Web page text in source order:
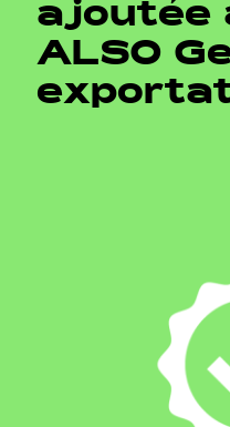
ajoutée
ALSO